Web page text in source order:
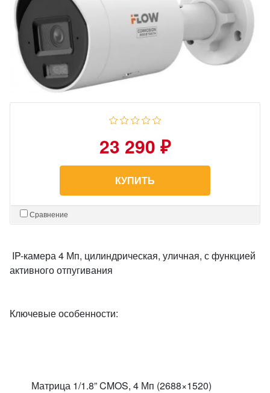
23 290 ₽
КУПИТЬ
Сравнение
IP-камера 4 Мп, цилиндрическая, уличная, с функцией
активного отпугивания
Ключевые особенности:
Матрица 1/1.8” CMOS, 4 Мп (2688×1520)